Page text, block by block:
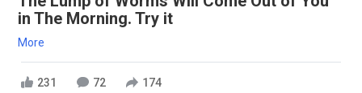
in The Morning. Try it
More
231 72 174